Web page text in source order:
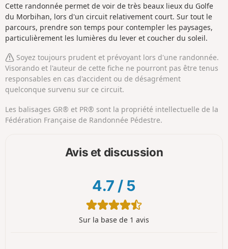
Cette randonnée permet de voir de très beaux lieux du Golfe
du Morbihan, lors d'un circuit relativement court. Sur tout le
parcours, prendre son temps pour contempler les paysages,
particulièrement les lumières du lever et coucher du soleil.
Soyez toujours prudent et prévoyant lors d'une randonnée.
Visorando et l'auteur de cette fiche ne pourront pas être tenus
responsables en cas d'accident ou de désagrément
quelconque survenu sur ce circuit.
Les balisages GR® et PR® sont la propriété intellectuelle de la
Fédération Française de Randonnée Pédestre.
Avis et discussion
4.7 / 5
Sur la base de 1 avis